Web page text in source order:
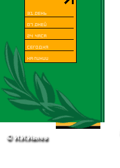
© И.И.Ивлев